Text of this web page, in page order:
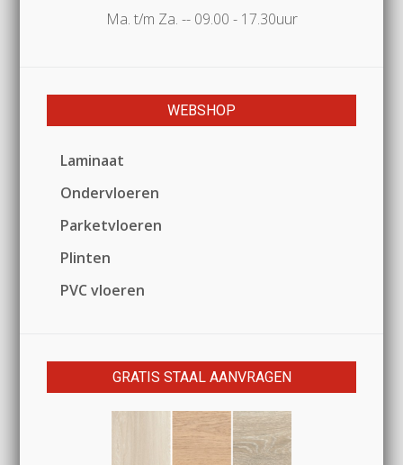
Ma. t/m Za. -- 09.00 - 17.30uur
WEBSHOP
Laminaat
Ondervloeren
Parketvloeren
Plinten
PVC vloeren
GRATIS STAAL AANVRAGEN